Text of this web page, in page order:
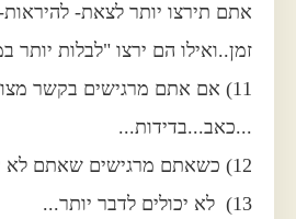
אתם תירצו יותר לצאת-
זמן..ואילו הם ירצו "לבלות יותר
11) אם אתם מרגישים בקשר
...כאב...בדידות...
12) כשאתם מרגישים שאתם לא יכולים לסמוך...
13) לא יכולים לדבר יותר...